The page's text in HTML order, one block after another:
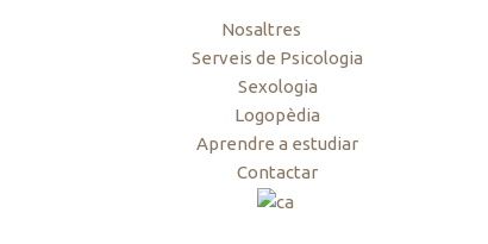
Nosaltres
Serveis de Psicologia
Sexologia
Logopèdia
Aprendre a estudiar
Contactar